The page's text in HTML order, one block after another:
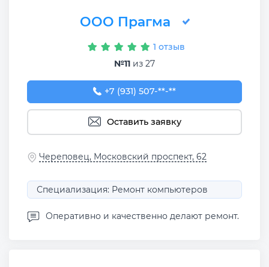
OOO Прагма
1 отзыв
№11 из 27
+7 (931) 507-02-47
+7 (931) 507-**-**
Оставить заявку
Череповец, Московский проспект, 62
Специализация: Ремонт компьютеров
Оперативно и качественно делают ремонт.